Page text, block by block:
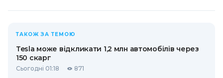
ТАКОЖ ЗА ТЕМОЮ
Tesla може відкликати 1,2 млн автомобілів через
150 скарг
Сьогодні 01:18 871